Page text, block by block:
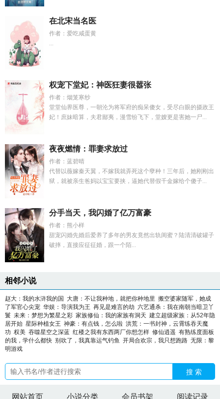
在北宋当名医
作者：爱吃咸蛋黄
...
权宠下堂妃：神医狂妻很嚣张
作者：烟笼寒纱
堂堂仙界医尊，一朝沦为将军府的痴呆傻女，受尽白眼的摄政王
妃！庶妹暗算，夫君鄙夷，漫雪纷飞下，堂嫂更是害她一尸...
夜夜燃情：罪妻求放过
作者：蓝碧晴
代替以薇嫁秦天翼，不嫁我就弄死这个孽种！三年后，她刚刚出
狱，就被亲生爸妈以宝宝要挟，逼她代替假千金嫁给个傻子...
分手当天，我闪婚了亿万富豪
作者：熊小样
甜宠闪婚先婚后爱养了多年的男友竟然出轨闺蜜？陆清清破罐子
破摔，直接应征征婚，跟一个陌...
相邻小说
赵大：我的水浒我的国 大唐：不让我种地，就把你种地里 搬空婆家随军，她成
了军官心尖宠 华娱：导演我为王 再见是难言的劫 六艺通杀：我在南朝当暗卫丫
鬟 未来：梦想为繁星之彩 家族修仙：我的家族有洞天 建立超级家族：从52年隐
居开始 星际种植女王 神豪：有点钱，怎么啦 洪荒：一书封神，云霄练吞天魔
功 权美 吞噬星空之深蓝 红楼之我有东西两厂你想怎样 修仙逍遥 有熟练度面板
的我，学什么都快 别吹了，我真靠运气钓鱼 开局合欢宗，我只想跑路 无限：黎
明游戏
搜 索
网站首页 小说分类 会员书架 阅读记录